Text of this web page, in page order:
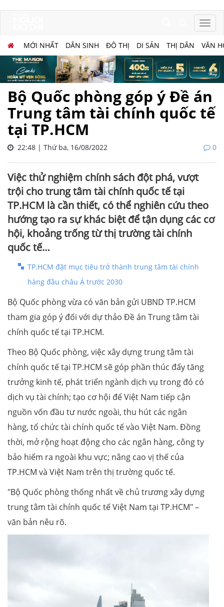
MỚI NHẤT DÂN SINH ĐÔ THỊ DI SẢN THỊ DÂN VĂN
Bộ Quốc phòng góp ý Đề án
Trung tâm tài chính quốc tế
tại TP.HCM
22:48 | Thứ ba, 16/08/2022 0
Việc thử nghiệm chính sách đột phá, vượt
trội cho trung tâm tài chính quốc tế tại
TP.HCM là cần thiết, có thể nghiên cứu theo
hướng tạo ra sự khác biệt để tận dụng các cơ
hội, khoảng trống từ thị trường tài chính
quốc tế…
TP.HCM đặt mục tiêu trở thành trung tâm tài chính
hàng đầu châu Á trước 2030
Bộ Quốc phòng vừa có văn bản gửi UBND TP.HCM
tham gia góp ý đối với dự thảo Đề án Trung tâm tài
chính quốc tế tại TP.HCM.
Theo Bộ Quốc phòng, việc xây dựng trung tâm tài
chính quốc tế tại TP.HCM sẽ góp phần thúc đẩy tăng
trưởng kinh tế, phát triển ngành dịch vụ trong đó có
dịch vụ tài chính; tạo cơ hội để Việt Nam tiếp cận
nguồn vốn đầu tư nước ngoài, thu hút các ngân
hàng, tổ chức tài chính quốc tế vào Việt Nam. Đồng
thời, mở rộng hoạt động cho các ngân hàng, công ty
bảo hiểm ra ngoài khu vực; nâng cao vị thế của
TP.HCM và Việt Nam trên thị trường quốc tế.
"Bộ Quốc phòng thống nhất về chủ trương xây dựng
trung tâm tài chính quốc tế Việt Nam tại TP.HCM" –
văn bản nêu rõ.